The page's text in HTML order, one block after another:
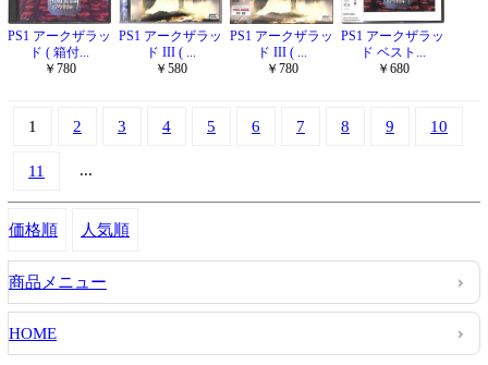
PS1 アークザラッ
ド ( 箱付...
￥780
PS1 アークザラッ
ド III ( ...
￥580
PS1 アークザラッ
ド III ( ...
￥780
PS1 アークザラッ
ド ベスト...
￥680
1 2 3 4 5 6 7 8 9 10
11 ...
価格順 人気順
商品メニュー
HOME